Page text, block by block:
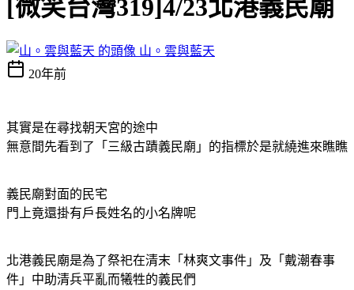
[微笑台灣319]4/23北港義民廟
山。雲與藍天
20年前
其實是在尋找朝天宮的途中
無意間先看到了「三級古蹟義民廟」的指標於是就繞進來瞧瞧
義民廟對面的民宅
門上竟還掛有戶長姓名的小名牌呢
北港義民廟是為了祭祀在清末「林爽文事件」及「戴潮春事
件」中助清兵平亂而犧牲的義民們